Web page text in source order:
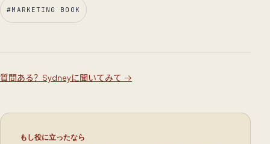
#MARKETING BOOK
質問ある？Sydneyに聞いてみて →
もし役に立ったなら